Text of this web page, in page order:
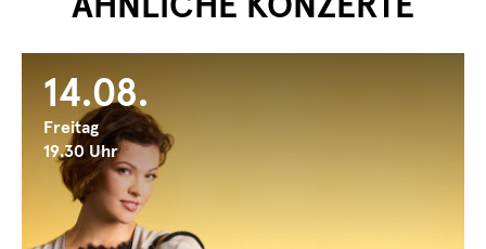
ÄHNLICHE KONZERTE
14.08.
Freitag
19.30 Uhr